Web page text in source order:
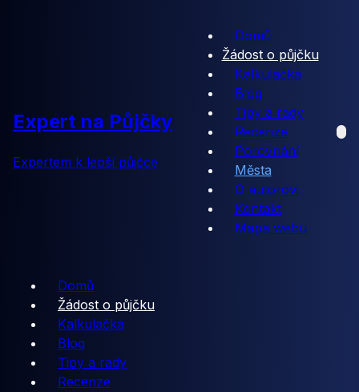
Expert na Půjčky
Expertem k lepší půjčce
Domů
Žádost o půjčku
Kalkulačka
Blog
Tipy a rady
Recenze
Porovnání
Města
O autorovi
Kontakt
Mapa webu
Domů
Žádost o půjčku
Kalkulačka
Blog
Tipy a rady
Recenze